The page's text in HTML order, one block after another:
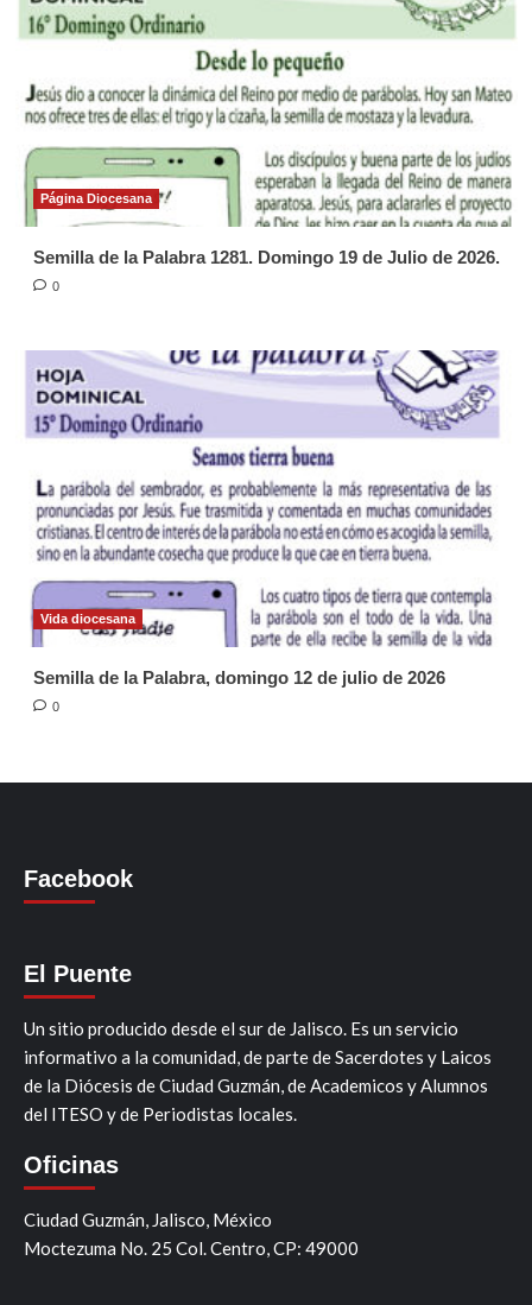
Página Diocesana
Semilla de la Palabra 1281. Domingo 19 de Julio de 2026.
0
Vida diocesana
Semilla de la Palabra, domingo 12 de julio de 2026
0
Facebook
El Puente
Un sitio producido desde el sur de Jalisco. Es un servicio
informativo a la comunidad, de parte de Sacerdotes y Laicos
de la Diócesis de Ciudad Guzmán, de Academicos y Alumnos
del ITESO y de Periodistas locales.
Oficinas
Ciudad Guzmán, Jalisco, México
Moctezuma No. 25 Col. Centro, CP: 49000